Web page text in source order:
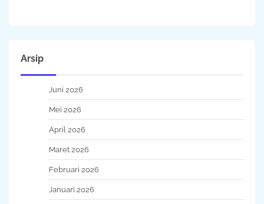
Arsip
Juni 2026
Mei 2026
April 2026
Maret 2026
Februari 2026
Januari 2026